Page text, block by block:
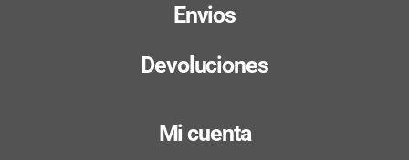
Envios
Devoluciones
Mi cuenta